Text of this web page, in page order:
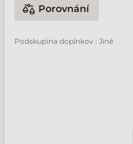
Porovnání
Podskupina doplnkov : Jiné